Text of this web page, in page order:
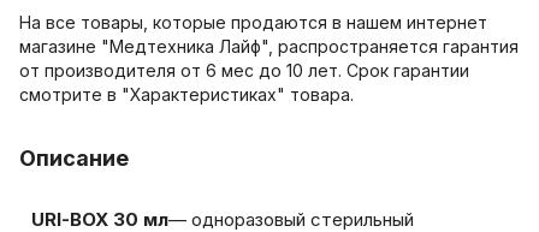
На все товары, которые продаются в нашем интернет
магазине "Медтехника Лайф", распространяется гарантия
от производителя от 6 мес до 10 лет. Срок гарантии
смотрите в "Характеристиках" товара.
Описание
URI-BOX 30 мл— одноразовый стерильный